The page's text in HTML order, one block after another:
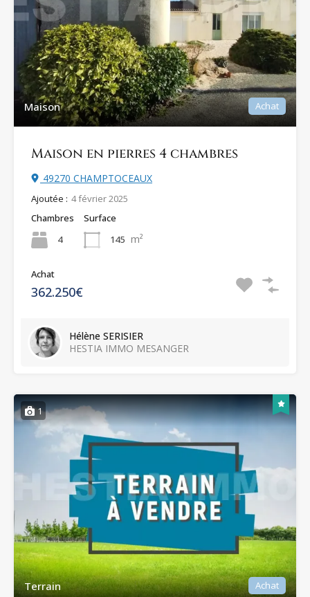
Maison Achat
Maison en pierres 4 chambres
49270 CHAMPTOCEAUX
Ajoutée : 4 février 2025
Chambres
4
Surface
145 m²
Achat
362.250€
Hélène SERISIER
HESTIA IMMO MESANGER
1
Terrain Achat